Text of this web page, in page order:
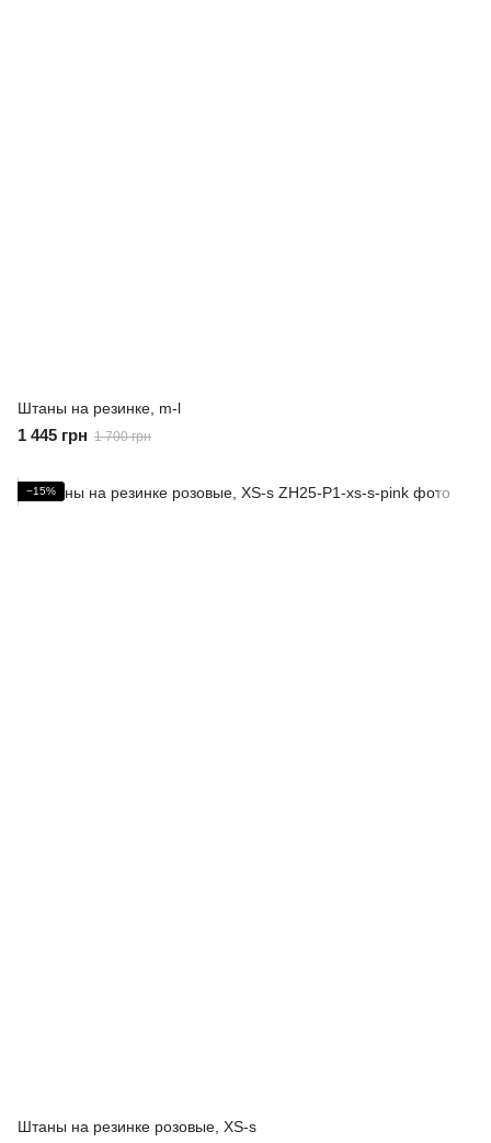
Штаны на резинке, m-l
1 445 грн 1 700 грн
−15%
Штаны на резинке розовые, XS-s